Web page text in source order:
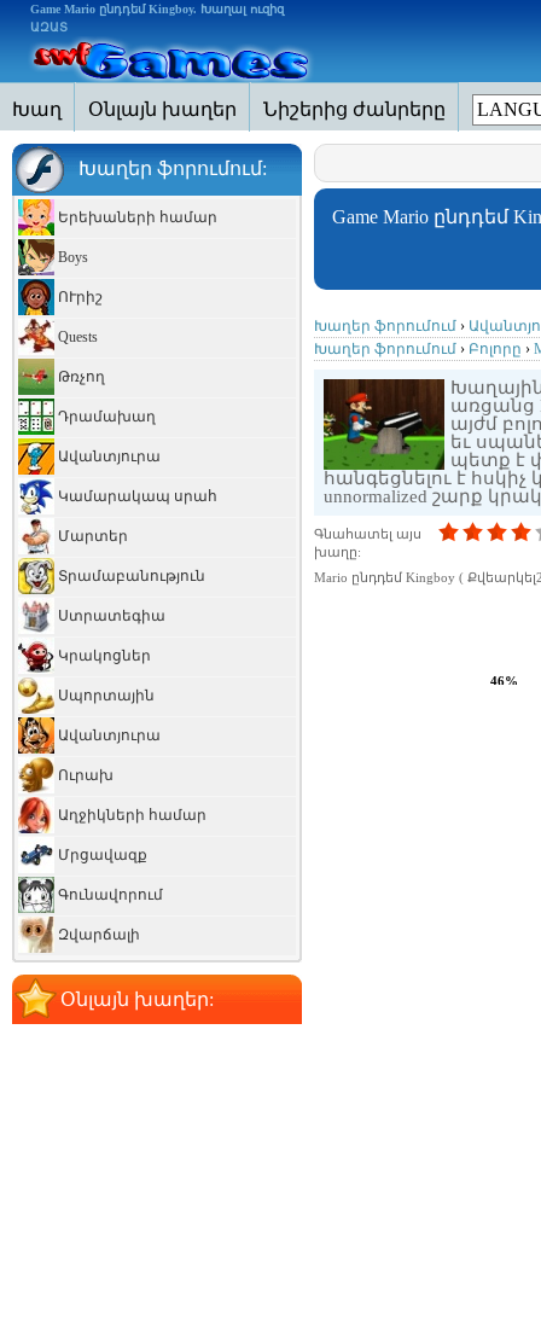
Game Mario ընդդեմ Kingboy. Խաղալ ուզիզ
ԱԶԱՏ
Խաղ Օնլայն խաղեր Նիշերից ժանրերը
Խաղեր ֆորումում:
Երեխաների համար
Boys
ՈՒրիշ
Quests
Թռչող
Դրամախաղ
Ավանտյուրա
Կամարակապ սրահ
Մարտեր
Տրամաբանություն
Ստրատեգիա
Կրակոցներ
Սպորտային
Ավանտյուրա
Ուրախ
Աղջիկների համար
Մրցավազք
Գունավորում
Զվարճալի
Օնլայն խաղեր:
Game Mario ընդդեմ
Խաղեր ֆորումում ›
Խաղեր ֆորումում › Բոլորը ›
Խաղային
առցանց
այժմ
եւ
պետք է
հանգեցնելու է
unnormalized շարք
Գնահատել այս
խաղը:
Mario ընդդեմ Kingboy ( Քվեարկել
51%